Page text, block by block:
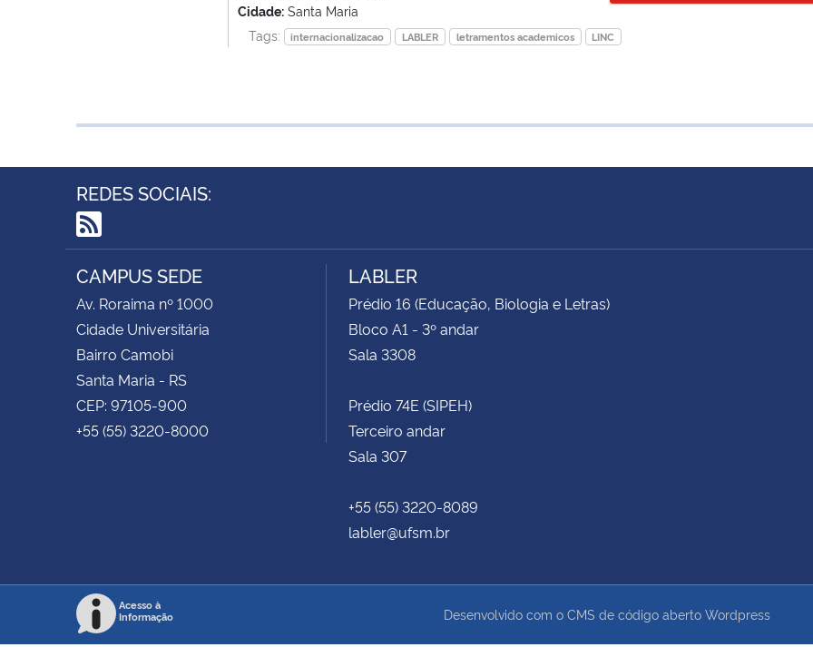
Cidade:Santa Maria
Tags: internacionalizacao LABLER letramentos academicos LINC
REDES SOCIAIS:
RSS
CAMPUS SEDE
Av. Roraima nº 1000
Cidade Universitária
Bairro Camobi
Santa Maria - RS
CEP: 97105-900
+55 (55) 3220-8000
LABLER
Prédio 16 (Educação, Biologia e Letras)
Bloco A1 - 3º andar
Sala 3308
Prédio 74E (SIPEH)
Terceiro andar
Sala 307
+55 (55) 3220-8089
labler@ufsm.br
Acesso à
Informação
Desenvolvido com o CMS de código aberto Wordpress